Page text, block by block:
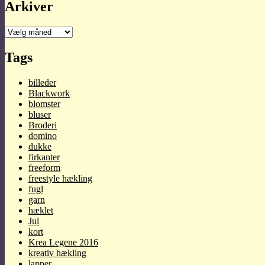
Arkiver
Arkiver
Tags
billeder
Blackwork
blomster
bluser
Broderi
domino
dukke
firkanter
freeform
freestyle hækling
fugl
garn
hæklet
Jul
kort
Krea Legene 2016
kreativ hækling